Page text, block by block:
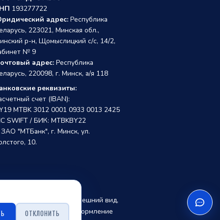
193277722
адрес: Республика
223021, Минская обл.,
р-н, Щомыслицкий с/с, 14/2,
№ 9
адрес: Республика
220098, г. Минск, а/я 118
реквизиты:
счет (IBAN):
MTBK 3012 0001 0933 0013 2425
SWIFT / БИК: MTBKBY22
"МТБанк", г. Минск, ул.
10.
право изменять внешний вид,
точной стоимости и оформление
ОТКЛОНИТЬ